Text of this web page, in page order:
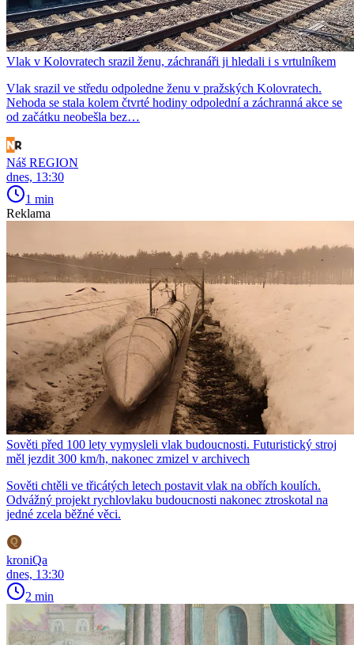
Vlak v Kolovratech srazil ženu, záchranáři ji hledali i s vrtulníkem
Vlak srazil ve středu odpoledne ženu v pražských Kolovratech.
Nehoda se stala kolem čtvrté hodiny odpolední a záchranná akce se
od začátku neobešla bez…
Náš REGION
dnes, 13:30
1 min
Reklama
Sověti před 100 lety vymysleli vlak budoucnosti. Futuristický stroj
měl jezdit 300 km/h, nakonec zmizel v archivech
Sověti chtěli ve třicátých letech postavit vlak na obřích koulích.
Odvážný projekt rychlovlaku budoucnosti nakonec ztroskotal na
jedné zcela běžné věci.
kroniQa
dnes, 13:30
2 min